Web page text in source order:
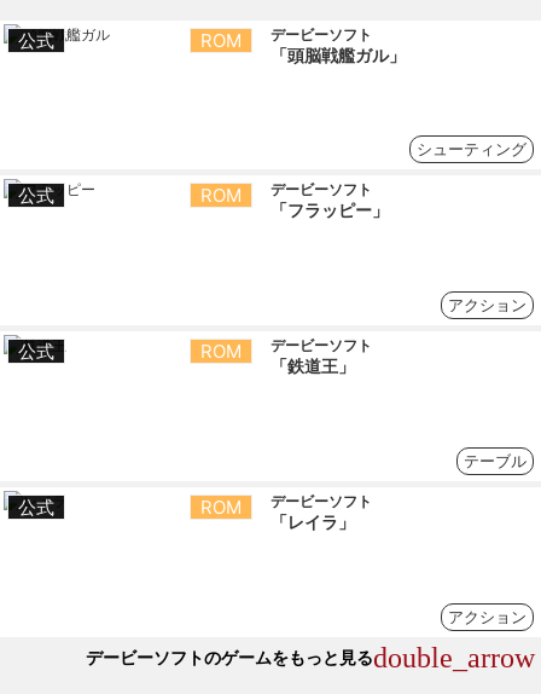
公式 ROM デービーソフト
「頭脳戦艦ガル」
シューティング
公式 ROM デービーソフト
「フラッピー」
アクション
公式 ROM デービーソフト
「鉄道王」
テーブル
公式 ROM デービーソフト
「レイラ」
アクション
デービーソフトのゲームをもっと見るdouble_arrow